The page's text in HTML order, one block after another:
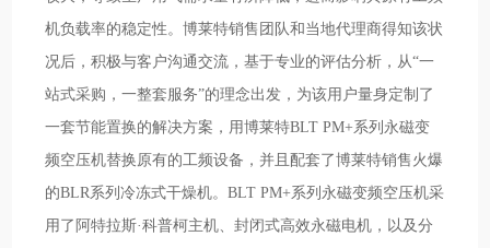
机负载率的稳定性。博莱特销售团队和当地代理商得知该状
况后，积极与客户沟通交流，基于专业的评估分析，从“一
站式采购，一整套服务”的理念出发，为该用户量身定制了
一套节能置换的解决方案，用博莱特BLT PM+系列永磁变
频空压机替换原有的工频设备，并且配套了博莱特销售火爆
的BLR系列冷冻式干燥机。BLT PM+系列永磁变频空压机采
用了阿特拉斯·科普柯主机、封闭式高效永磁电机，以及分